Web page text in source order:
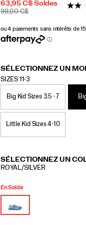
PRIX
SOLDÉ
63,95 C$Soldes
PRIX
:
99,00 C$
08-
06T15:17:52.900Z
08-
06T15:17:52.901Z
INSTOCK
SÉLECTIONNEZ UN
SIZES 11-3
Big Kid Sizes 3.5 - 7
Little Kid Sizes 4-10
Variations
SÉLECTIONNEZ UN
ROYAL/SILVER
En Solde